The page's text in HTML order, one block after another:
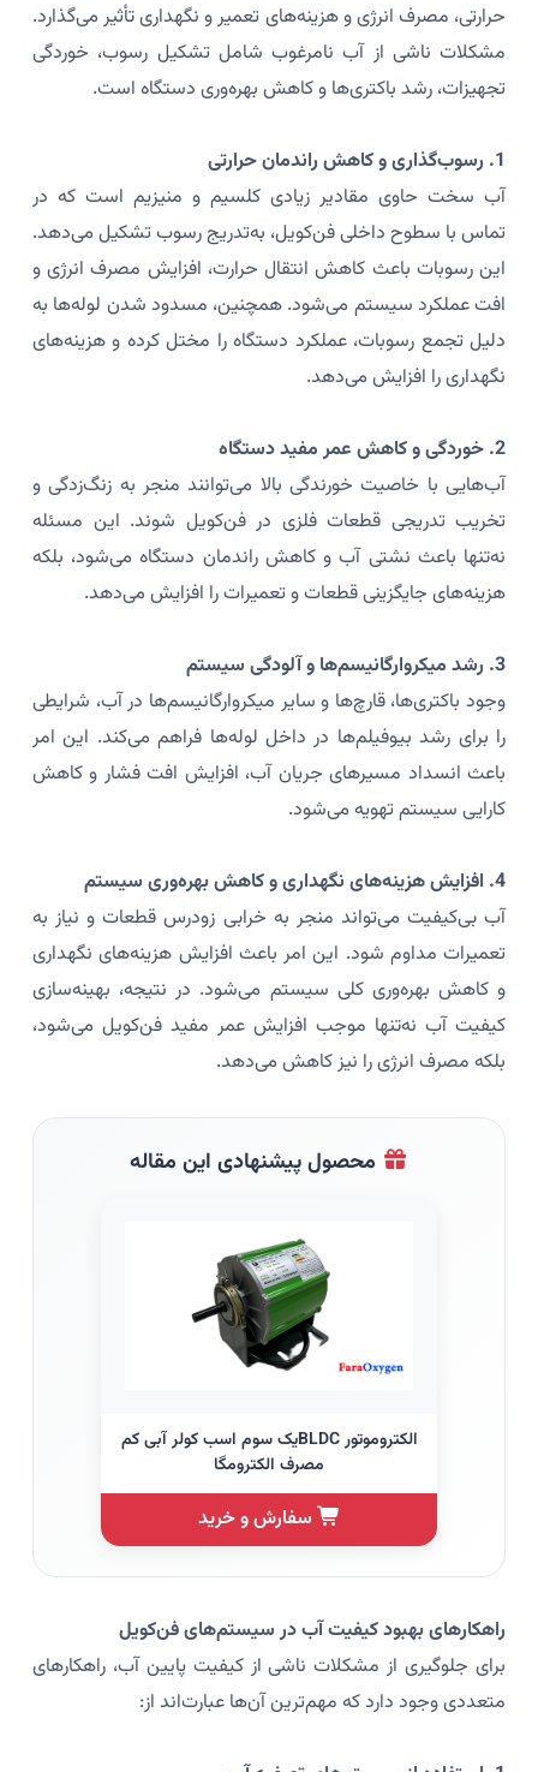
حرارتی، مصرف انرژی و هزینه‌های تعمیر و نگهداری تأثیر می‌گذارد.
مشکلات ناشی از آب نامرغوب شامل تشکیل رسوب، خوردگی
تجهیزات، رشد باکتری‌ها و کاهش بهره‌وری دستگاه است.
1. رسوب‌گذاری و کاهش راندمان حرارتی
آب سخت حاوی مقادیر زیادی کلسیم و منیزیم است که در
تماس با سطوح داخلی فن‌کویل، به‌تدریج رسوب تشکیل می‌دهد.
این رسوبات باعث کاهش انتقال حرارت، افزایش مصرف انرژی و
افت عملکرد سیستم می‌شود. همچنین، مسدود شدن لوله‌ها به
دلیل تجمع رسوبات، عملکرد دستگاه را مختل کرده و هزینه‌های
نگهداری را افزایش می‌دهد.
2. خوردگی و کاهش عمر مفید دستگاه
آب‌هایی با خاصیت خورندگی بالا می‌توانند منجر به زنگ‌زدگی و
تخریب تدریجی قطعات فلزی در فن‌کویل شوند. این مسئله
نه‌تنها باعث نشتی آب و کاهش راندمان دستگاه می‌شود، بلکه
هزینه‌های جایگزینی قطعات و تعمیرات را افزایش می‌دهد.
3. رشد میکروارگانیسم‌ها و آلودگی سیستم
وجود باکتری‌ها، قارچ‌ها و سایر میکروارگانیسم‌ها در آب، شرایطی
را برای رشد بیوفیلم‌ها در داخل لوله‌ها فراهم می‌کند. این امر
باعث انسداد مسیرهای جریان آب، افزایش افت فشار و کاهش
کارایی سیستم تهویه می‌شود.
4. افزایش هزینه‌های نگهداری و کاهش بهره‌وری سیستم
آب بی‌کیفیت می‌تواند منجر به خرابی زودرس قطعات و نیاز به
تعمیرات مداوم شود. این امر باعث افزایش هزینه‌های نگهداری
و کاهش بهره‌وری کلی سیستم می‌شود. در نتیجه، بهینه‌سازی
کیفیت آب نه‌تنها موجب افزایش عمر مفید فن‌کویل می‌شود،
بلکه مصرف انرژی را نیز کاهش می‌دهد.
محصول پیشنهادی این مقاله
الکتروموتور BLDCیک سوم اسب کولر آبی کم
مصرف الکترومگا
سفارش و خرید
راهکارهای بهبود کیفیت آب در سیستم‌های فن‌کویل
برای جلوگیری از مشکلات ناشی از کیفیت پایین آب، راهکارهای
متعددی وجود دارد که مهم‌ترین آن‌ها عبارت‌اند از: